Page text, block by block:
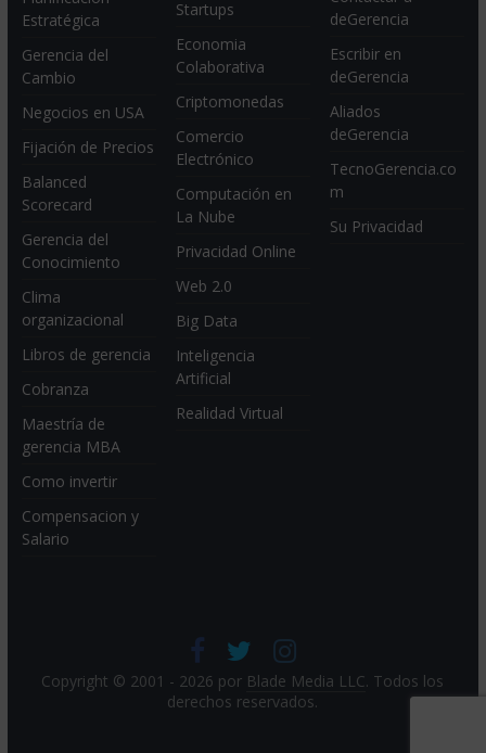
Estratégica
Gerencia del
Cambio
Negocios en USA
Fijación de Precios
Balanced
Scorecard
Gerencia del
Conocimiento
Clima
organizacional
Libros de gerencia
Cobranza
Maestría de
gerencia MBA
Como invertir
Compensacion y
Salario
Startups
Economia
Colaborativa
Criptomonedas
Comercio
Electrónico
Computación en
La Nube
Privacidad Online
Web 2.0
Big Data
Inteligencia
Artificial
Realidad Virtual
deGerencia
Escribir en
deGerencia
Aliados
deGerencia
TecnoGerencia.co
m
Su Privacidad
Copyright © 2001 - 2026 por Blade Media LLC. Todos los
derechos reservados.